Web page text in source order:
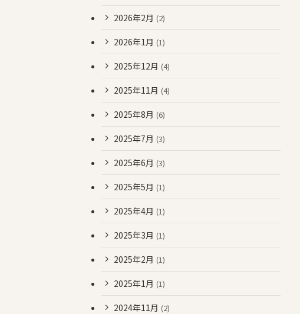
2026年2月 (2)
2026年1月 (1)
2025年12月 (4)
2025年11月 (4)
2025年8月 (6)
2025年7月 (3)
2025年6月 (3)
2025年5月 (1)
2025年4月 (1)
2025年3月 (1)
2025年2月 (1)
2025年1月 (1)
2024年11月 (2)